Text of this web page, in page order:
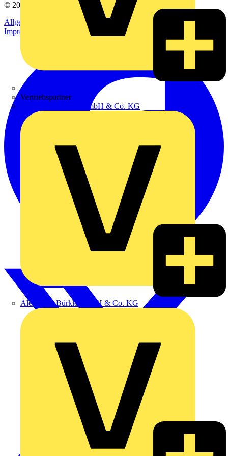
Zumtobel
Vertriebspartner
Adalbert Zajadacz GmbH & Co. KG
Alexander Bürkle GmbH & Co. KG
© 2002-
Voltimum
Allgemeine Geschäftsbedingungen
Datenschutzerklärung
Impressum